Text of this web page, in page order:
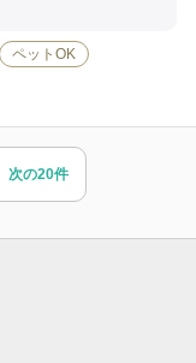
ペットOK
次の20件